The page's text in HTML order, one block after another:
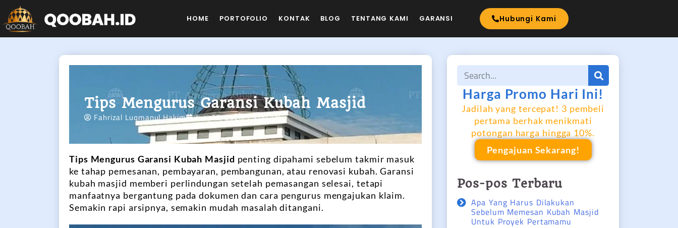
HOME PORTOFOLIO KONTAK BLOG TENTANG KAMI GARANSI Hubungi Kami
Tips Mengurus Garansi Kubah Masjid
Fahrizal Luqmanul Hakim Juni 22, 2026 9:00 am
Tips Mengurus Garansi Kubah Masjid penting dipahami sebelum takmir masuk
ke tahap pemesanan, pembayaran, pembangunan, atau renovasi kubah. Garansi
kubah masjid memberi perlindungan setelah pemasangan selesai, tetapi
manfaatnya bergantung pada dokumen dan cara pengurus mengajukan klaim.
Semakin rapi arsipnya, semakin mudah masalah ditangani.
Harga Promo Hari Ini!
Jadilah yang tercepat! 3 pembeli
pertama berhak menikmati
potongan harga hingga 10%.
Pengajuan Sekarang!
Pos-pos Terbaru
Apa Yang Harus Dilakukan
Sebelum Memesan Kubah Masjid
Untuk Proyek Pertamamu